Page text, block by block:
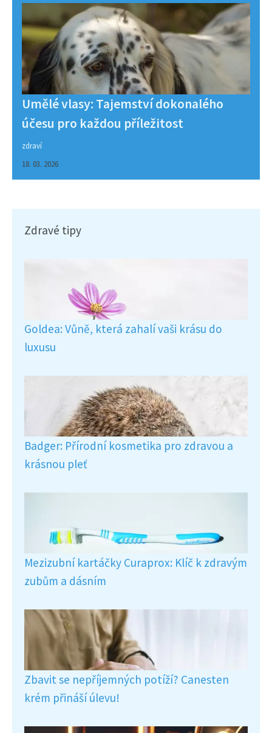
Umělé vlasy: Tajemství dokonalého
účesu pro každou příležitost
zdraví
18. 03. 2026
Zdravé tipy
Goldea: Vůně, která zahalí vaši krásu do
luxusu
Badger: Přírodní kosmetika pro zdravou a
krásnou pleť
Mezizubní kartáčky Curaprox: Klíč k zdravým
zubům a dásním
Zbavit se nepříjemných potíží? Canesten
krém přináší úlevu!